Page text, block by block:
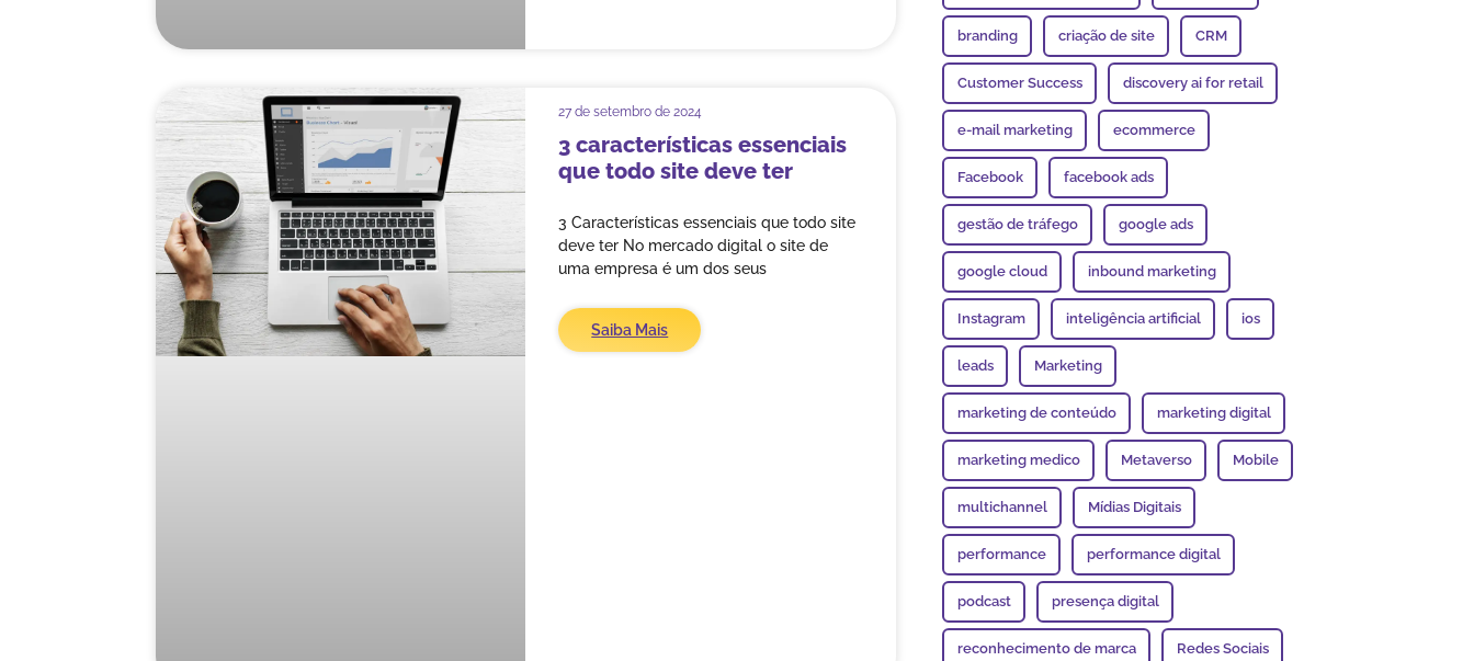
3 características essenciais
que todo site deve ter
3 Características essenciais que todo site
deve ter No mercado digital o site de
uma empresa é um dos seus
Saiba Mais
27 de setembro de 2024
branding criação de site CRM
Customer Success discovery ai for retail
e-mail marketing ecommerce
Facebook facebook ads
gestão de tráfego google ads
google cloud inbound marketing
Instagram inteligência artificial ios
leads Marketing
marketing de conteúdo marketing digital
marketing medico Metaverso Mobile
multichannel Mídias Digitais
performance performance digital
podcast presença digital
reconhecimento de marca Redes Sociais